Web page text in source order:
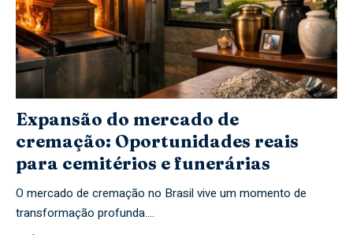
Expansão do mercado de
cremação: Oportunidades reais
para cemitérios e funerárias
O mercado de cremação no Brasil vive um momento de
transformação profunda.…